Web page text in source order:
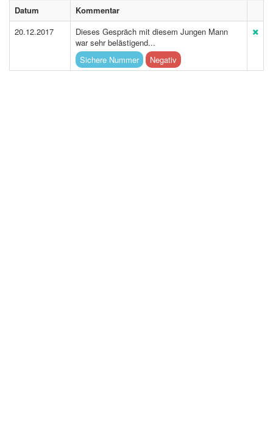
Datum
Kommentar
20.12.2017
Dieses Gespräch mit diesem Jungen Mann
war sehr belästigend...
Sichere Nummer
Negativ